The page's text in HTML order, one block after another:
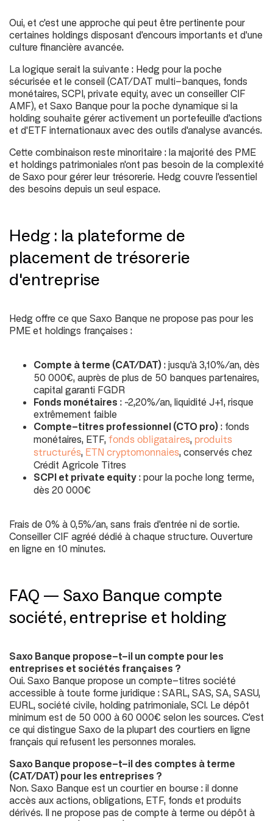
Oui, et c'est une approche qui peut être pertinente pour
certaines holdings disposant d'encours importants et d'une
culture financière avancée.
La logique serait la suivante : Hedg pour la poche
sécurisée et le conseil (CAT/DAT multi-banques, fonds
monétaires, SCPI, private equity, avec un conseiller CIF
AMF), et Saxo Banque pour la poche dynamique si la
holding souhaite gérer activement un portefeuille d'actions
et d'ETF internationaux avec des outils d'analyse avancés.
Cette combinaison reste minoritaire : la majorité des PME
et holdings patrimoniales n'ont pas besoin de la complexité
de Saxo pour gérer leur trésorerie. Hedg couvre l'essentiel
des besoins depuis un seul espace.
Hedg : la plateforme de
placement de trésorerie
d'entreprise
Hedg offre ce que Saxo Banque ne propose pas pour les
PME et holdings françaises :
Compte à terme (CAT/DAT) : jusqu'à 3,10%/an, dès
50 000€, auprès de plus de 50 banques partenaires,
capital garanti FGDR
Fonds monétaires : ~2,20%/an, liquidité J+1, risque
extrêmement faible
Compte-titres professionnel (CTO pro) : fonds
monétaires, ETF, fonds obligataires, produits
structurés, ETN cryptomonnaies, conservés chez
Crédit Agricole Titres
SCPI et private equity : pour la poche long terme,
dès 20 000€
Frais de 0% à 0,5%/an, sans frais d'entrée ni de sortie.
Conseiller CIF agréé dédié à chaque structure. Ouverture
en ligne en 10 minutes.
FAQ — Saxo Banque compte
société, entreprise et holding
Saxo Banque propose-t-il un compte pour les
entreprises et sociétés françaises ?
Oui. Saxo Banque propose un compte-titres société
accessible à toute forme juridique : SARL, SAS, SA, SASU,
EURL, société civile, holding patrimoniale, SCI. Le dépôt
minimum est de 50 000 à 60 000€ selon les sources. C'est
ce qui distingue Saxo de la plupart des courtiers en ligne
français qui refusent les personnes morales.
Saxo Banque propose-t-il des comptes à terme
(CAT/DAT) pour les entreprises ?
Non. Saxo Banque est un courtier en bourse : il donne
accès aux actions, obligations, ETF, fonds et produits
dérivés. Il ne propose pas de compte à terme ou dépôt à